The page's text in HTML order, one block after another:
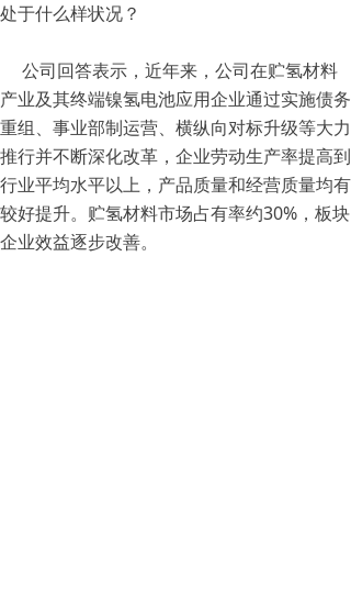
处于什么样状况？
公司回答表示，近年来，公司在贮氢材料
产业及其终端镍氢电池应用企业通过实施债务
重组、事业部制运营、横纵向对标升级等大力
推行并不断深化改革，企业劳动生产率提高到
行业平均水平以上，产品质量和经营质量均有
较好提升。贮氢材料市场占有率约30%，板块
企业效益逐步改善。